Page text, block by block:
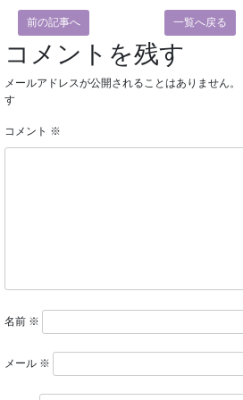
前の記事へ 一覧へ戻る
コメントを残す
メールアドレスが公開されることはありません。
す
コメント ※
名前 ※
メール ※